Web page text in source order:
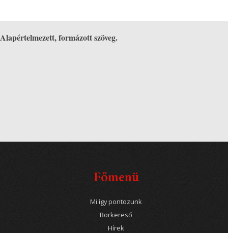
Alapértelmezett, formázott szöveg.
Főmenü
Mi így pontozunk
Borkereső
Hírek